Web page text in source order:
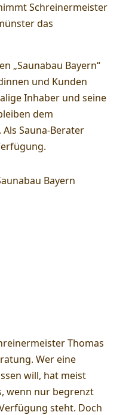
Schreinermeister
das
„Saunabau Bayern“
und Kunden
Inhaber und seine
dem
Sauna-Berater
Thomas
Wer eine
will, hat meist
wenn nur begrenzt
steht. Doch